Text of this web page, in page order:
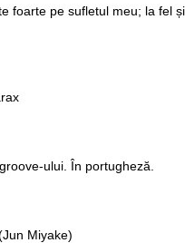
foarte pe sufletul meu; la fel și
ului. În portugheză.
Miyake)